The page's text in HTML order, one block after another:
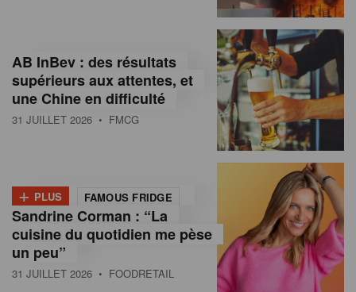
n
o
m
a
AB InBev : des résultats
supérieurs aux attentes, et
une Chine en difficulté
31 JUILLET 2026 • FMCG
+ PLUS FAMOUS FRIDGE
Sandrine Corman : “La
cuisine du quotidien me pèse
un peu”
31 JUILLET 2026 • FOODRETAIL